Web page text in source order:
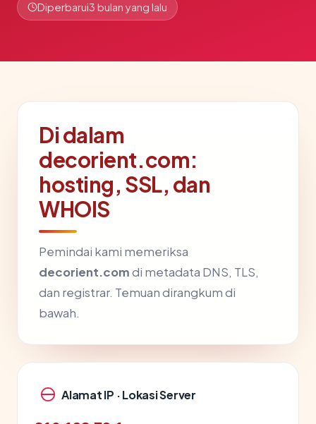
Diperbarui3 bulan yang lalu
Di dalam
decorient.com:
hosting, SSL, dan
WHOIS
Pemindai kami memeriksa
decorient.comdi metadata DNS, TLS,
dan registrar. Temuan dirangkum di
bawah.
Alamat IP · Lokasi Server